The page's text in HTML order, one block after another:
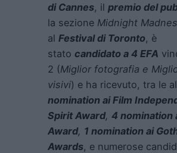
di Cannes, il premio del
la sezione Midnight
al Festival di Toronto, è
stato candidato a 4 EFA
2 (Miglior fotografia e
visivi) e ha ricevuto, tra le
nomination ai Film
Spirit Award, 4 nomination
Award, 1 nomination ai
Awards, e numerose